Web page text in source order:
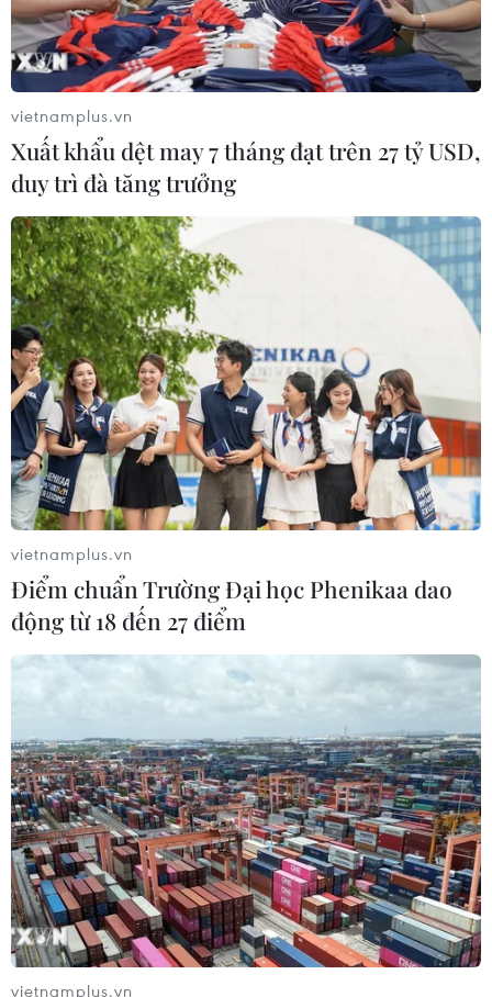
Truyền thông Pháp ủng hộ tờ báo trào
phúng Charlie Hebdo
23/09/2020 12:53
Hơn 100 tòa soạn báo tại Pháp ngày 23/9 đã kêu gọi
người dân ủng hộ Charlie Hebdo, tuần báo trào phúng
bị các phần tử Hồi giáo khủng bố tấn công hồi năm
2015 khiến 12 người thiệt mạng.
Pháp: Tấn công bằng dao gần tòa soạn báo
Charlie Hebdo
25/09/2020 11:14
Hãng tin AFP dẫn một nguồn tin cơ quan điều tra Pháp
vietnamplus.vn
Xuất khẩu dệt may 7 tháng đạt trên 27 tỷ USD,
duy trì đà tăng trưởng
vietnamplus.vn
Điểm chuẩn Trường Đại học Phenikaa dao
động từ 18 đến 27 điểm
vietnamplus.vn